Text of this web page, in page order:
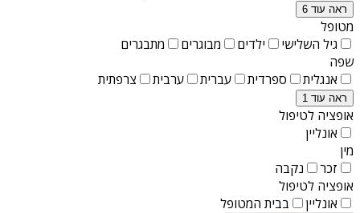
ראה עוד 6
מטופל
גיל השלישי
ילדים מבוגרים
מתבגרים
שפה
אנגלית
ספרדית עברית ערבית צרפתית
ראה עוד 1
אופציה לטיפול
אונליין
מין
זכר
נקבה
אופציה לטיפול
אונליין
בבית המטופל